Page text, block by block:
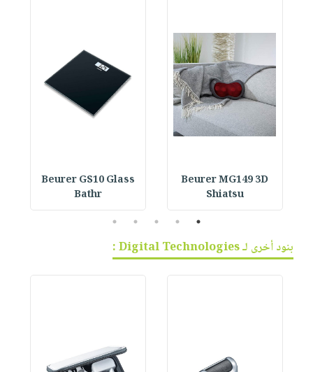
Beurer MG149 3D
Shiatsu
Beurer GS10 Glass
Bathr
1
2
3
4
5
بنود أخرى لـ Digital Technologies :